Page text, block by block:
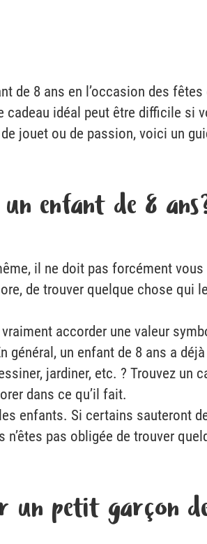
de 8 ans en l’occasion des
idéal peut être difficile si
jouet ou de passion, voici un
enfant de 8 ans
il ne doit pas forcément
de trouver quelque chose qui
accorder une valeur
général, un enfant de 8 ans a
jardiner, etc. ? Trouvez un
dans ce qu’il fait.
enfants. Si certains sauteront
n’êtes pas obligée de trouver
un petit garçon